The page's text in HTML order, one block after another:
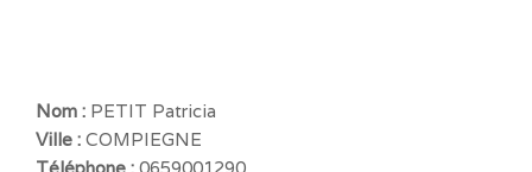
Nom : PETIT Patricia
Ville : COMPIEGNE